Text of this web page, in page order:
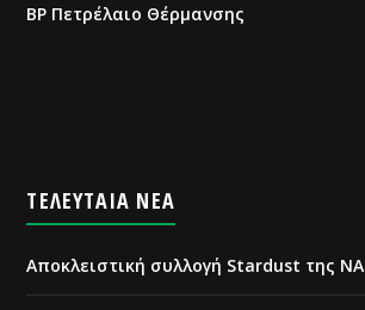
BP Πετρέλαιο Θέρμανσης
ΤΕΛΕΥΤΑΙΑ ΝΕΑ
Αποκλειστική συλλογή Stardust της